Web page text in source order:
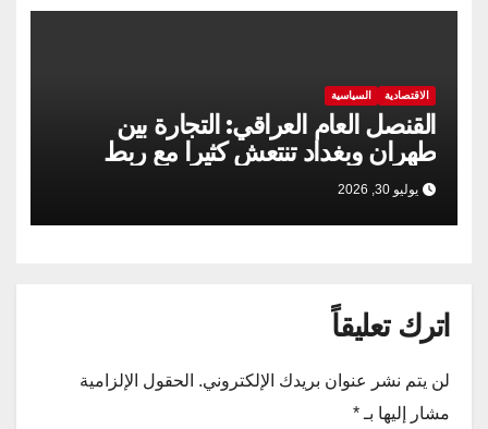
الاقتصادية السياسية
القنصل العام العراقي: التجارة بين
طهران وبغداد تنتعش كثيرا مع ربط
السكك الحديدية
يوليو 30, 2026
اترك تعليقاً
لن يتم نشر عنوان بريدك الإلكتروني. الحقول الإلزامية
مشار إليها بـ *